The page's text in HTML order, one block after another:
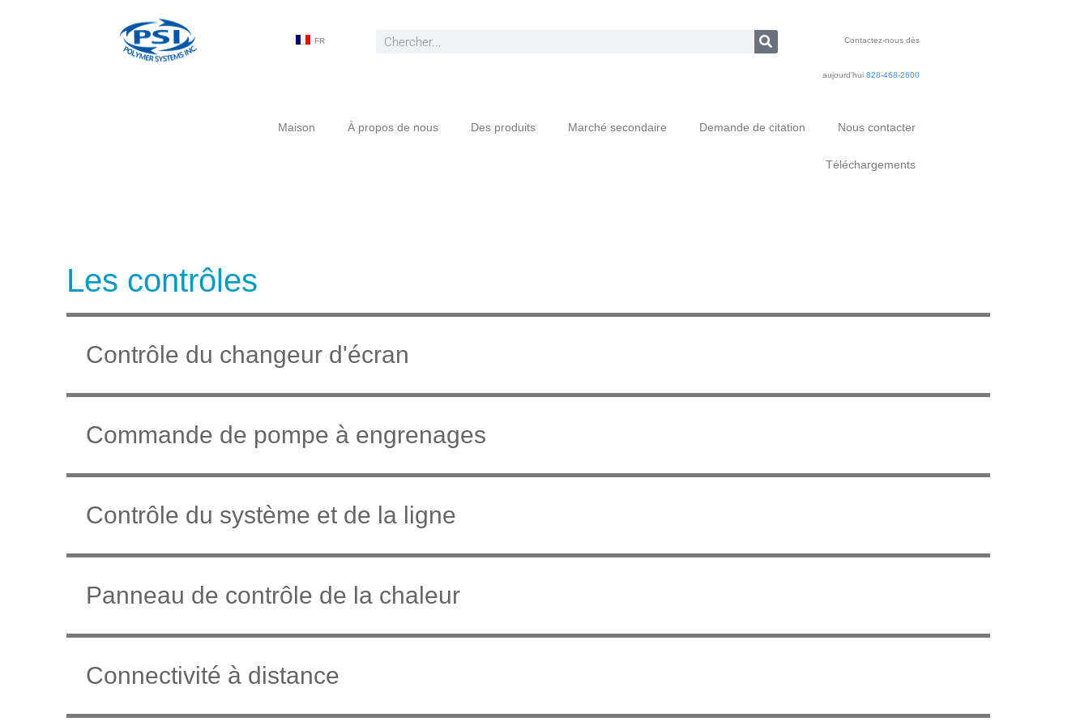
FR Contactez-nous dès
aujourd'hui828-468-2600
Maison À propos de nous Des produits Marché secondaire Demande de citation Nous contacter
Téléchargements
Les contrôles
Contrôle du changeur d'écran
Commande de pompe à engrenages
Contrôle du système et de la ligne
Panneau de contrôle de la chaleur
Connectivité à distance